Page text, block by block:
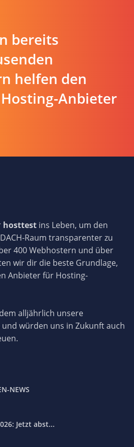
bereits
helfen den
Anbieter
hosttest ins Leben, um den
Raum transparenter zu
400 Webhostern und über
wir dir die beste Grundlage,
Anbieter für Hosting-
alljährlich unsere
würden uns in Zukunft auch
NEWS
Jetzt abst...